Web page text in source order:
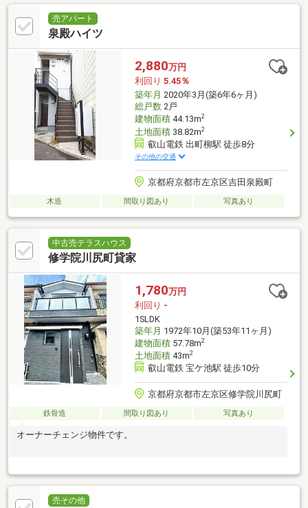
売アパート
泉殿ハイツ
2,880万円
利回り 5.45％
築年月 2020年3月(築6年6ヶ月)
総戸数2戸
建物面積44.13m2
土地面積38.82m2
叡山電鉄 出町柳駅 徒歩8分
その他の交通
京都府京都市左京区吉田泉殿町
木造 間取り図あり 写真あり
中古売テラスハウス
修学院川尻町貸家
1,780万円
利回り -
1SLDK
築年月 1972年10月(築53年11ヶ月)
建物面積57.78m2
土地面積43m2
叡山電鉄 宝ケ池駅 徒歩10分
京都府京都市左京区修学院川尻町
鉄骨造 間取り図あり 写真あり
オーナーチェンジ物件です。
売その他